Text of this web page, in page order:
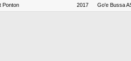
Ponton 2017 Go'e Bussa